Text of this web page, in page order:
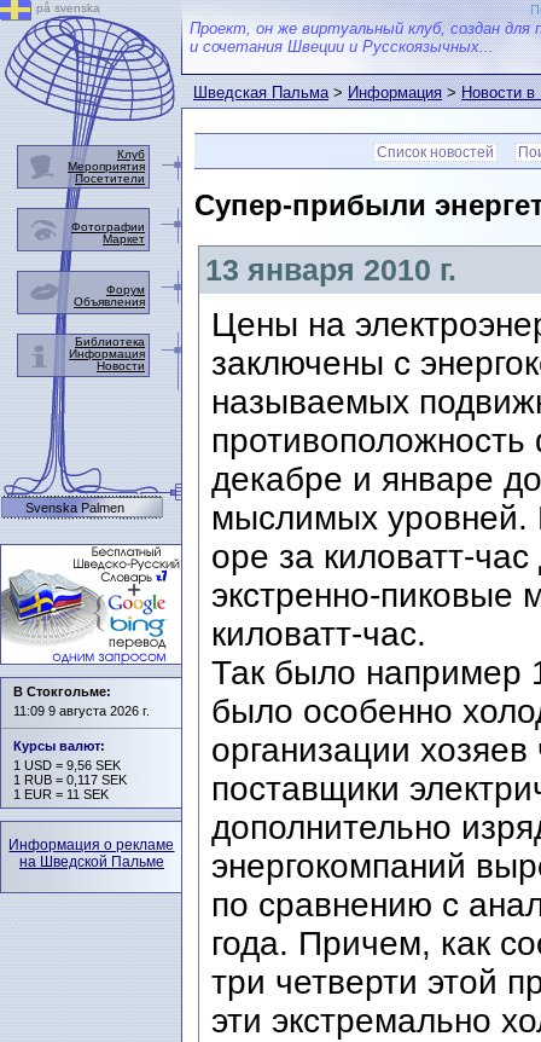
Проект, он же виртуальный клуб, создан для
и сочетания Швеции и Русскоязычных...
Шведская Пальма>Информация>Новости
Список новостей
Супер-прибыли
13 января 2010 г.
Цены на
заключены с
называемых
декабре и январе
мыслимых уровней.
оре за киловатт-
экстренно-пиковые
киловатт-час.
Так было например
было особенно
организации
поставщики
дополнительно
энергокомпаний
по сравнению с
года. Причем, как
три четверти этой
эти экстремально
på svenska
Клуб
Мероприятия
Посетители
Фотографии
Маркет
Форум
Объявления
Библиотека
Информация
Новости
Svenska Palmen
В Стокгольме:
11:09 9 августа 2026 г.
Курсы валют:
1 USD = 9,56 SEK
1 RUB = 0,117 SEK
1 EUR = 11 SEK
Информация о рекламе
на Шведской Пальме